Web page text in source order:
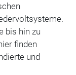
bis hin zu
finden
und